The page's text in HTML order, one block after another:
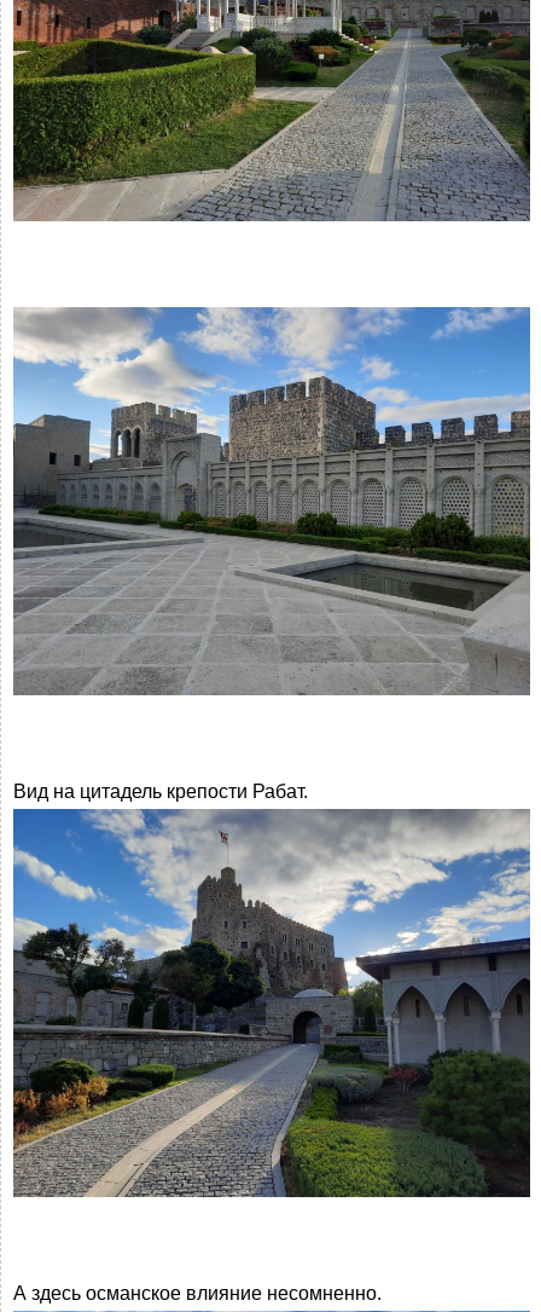
Вид на цитадель крепости Рабат.
А здесь османское влияние несомненно.